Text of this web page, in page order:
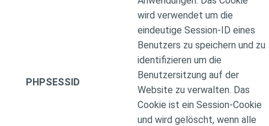
PHPSESSID
wird verwendet um die
eindeutige Session-ID eines
Benutzers zu speichern und zu
identifizieren um die
Benutzersitzung auf der
Website zu verwalten. Das
Cookie ist ein Session-Cookie
und wird gelöscht, wenn alle